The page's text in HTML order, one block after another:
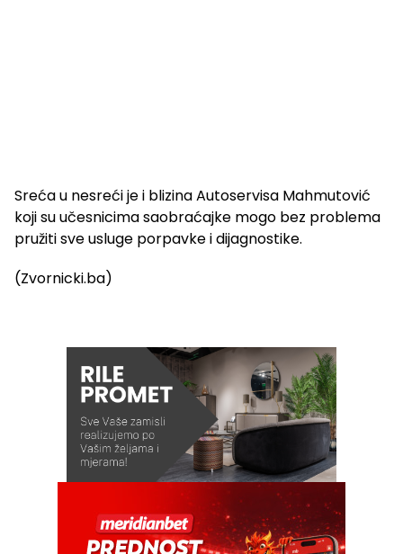
Sreća u nesreći je i blizina Autoservisa Mahmutović
koji su učesnicima saobraćajke mogo bez problema
pružiti sve usluge porpavke i dijagnostike.
(Zvornicki.ba)